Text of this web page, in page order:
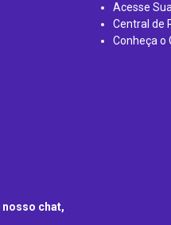
nosso chat,
Acesse
Central de
Conheça o